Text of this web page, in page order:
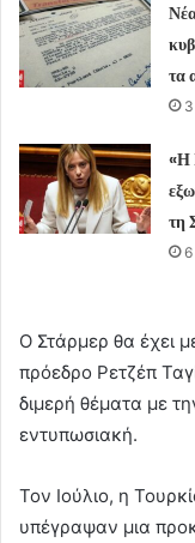
τα
«Η
τη
Ο Στάρμερ θα έχει
πρόεδρο Ρετζέπ
διμερή θέματα με
εντυπωσιακή.
Τον Ιούλιο, η
υπέγραψαν μια